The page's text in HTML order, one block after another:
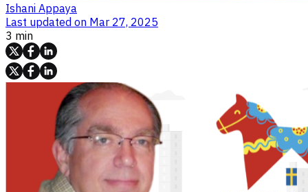
Ishani Appaya
Last updated on Mar 27, 2025
3 min